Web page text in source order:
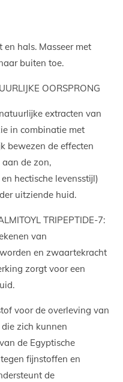
hals. Masseer met
buiten toe.
OORSPRONG
extracten van
in combinatie met
bewezen de effecten
de zon,
hectische levensstijl)
uitziende huid.
TRIPEPTIDE-7:
van
en zwaartekracht
zorgt voor een
voor de overleving van
zich kunnen
de Egyptische
fijnstoffen en
de